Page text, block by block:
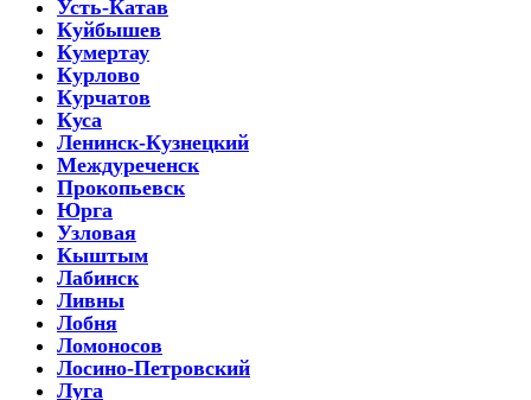
Усть-Катав
Куйбышев
Кумертау
Курлово
Курчатов
Куса
Ленинск-Кузнецкий
Междуреченск
Прокопьевск
Юрга
Узловая
Кыштым
Лабинск
Ливны
Лобня
Ломоносов
Лосино-Петровский
Луга